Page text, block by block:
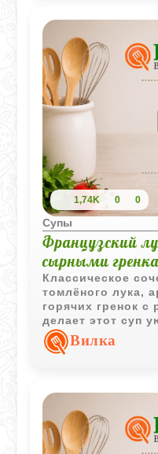
1,74K 0 0
Супы
Французский
сырными
Классическое
томлёного лука,
горячих гренок
делает этот суп
Простая
позволяет
Вилка